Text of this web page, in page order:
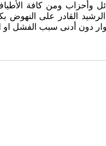
وأحزاب ومن كافة الأطياف
القادر على النهوض
دون أدنى سبب الفشل او